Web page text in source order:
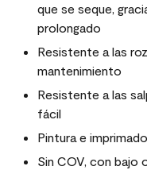
que se seque,
prolongado
Resistente a las
mantenimiento
Resistente a las
fácil
Pintura e
Sin COV, con bajo